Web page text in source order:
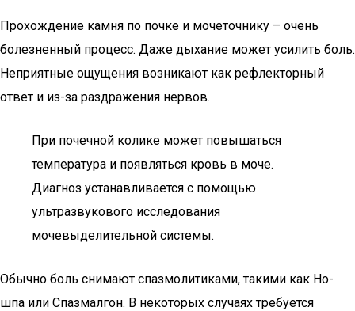
Прохождение камня по почке и мочеточнику – очень
болезненный процесс. Даже дыхание может усилить боль.
Неприятные ощущения возникают как рефлекторный
ответ и из-за раздражения нервов.
При почечной колике может повышаться
температура и появляться кровь в моче.
Диагноз устанавливается с помощью
ультразвукового исследования
мочевыделительной системы.
Обычно боль снимают спазмолитиками, такими как Но-
шпа или Спазмалгон. В некоторых случаях требуется